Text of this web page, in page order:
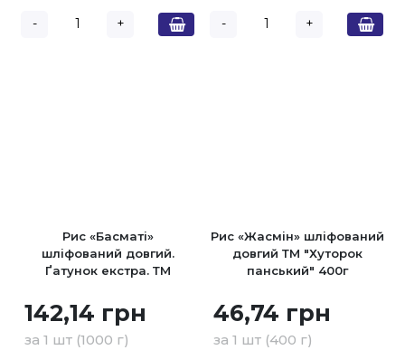
- + - +
Рис «Басматі»
шліфований довгий.
Ґатунок екстра. ТМ
142,14 грн
за 1 шт (1000 г)
Рис «Жасмін» шліфований
довгий ТМ "Хуторок
панський" 400г
46,74 грн
за 1 шт (400 г)